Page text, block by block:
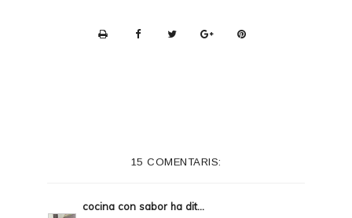
15 COMENTARIS:
cocina con sabor ha dit...